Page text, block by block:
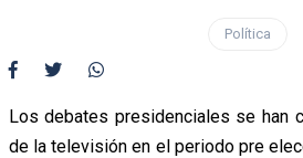
Política
Los debates presidenciales se han
de la televisión en el periodo pre